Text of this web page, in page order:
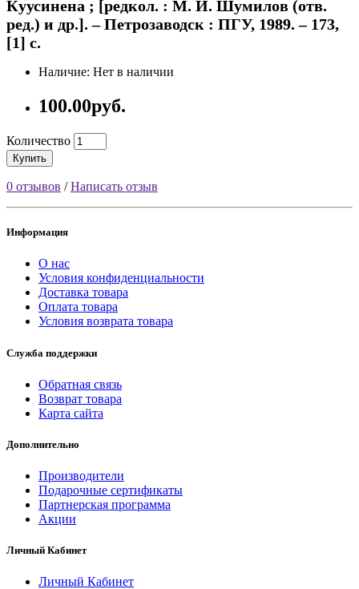
Куусинена ; [редкол. : М. И. Шумилов (отв.
ред.) и др.]. – Петрозаводск : ПГУ, 1989. – 173,
[1] с.
Наличие: Нет в наличии
100.00руб.
Количество
Купить
0 отзывов /Написать отзыв
Информация
О нас
Условия конфиденциальности
Доставка товара
Оплата товара
Условия возврата товара
Служба поддержки
Обратная связь
Возврат товара
Карта сайта
Дополнительно
Производители
Подарочные сертификаты
Партнерская программа
Акции
Личный Кабинет
Личный Кабинет